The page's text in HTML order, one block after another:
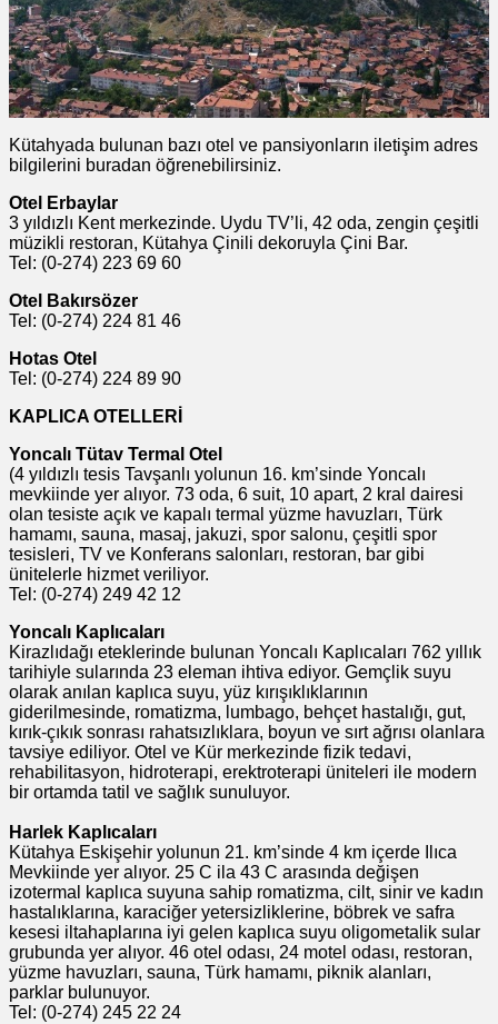
Kütahyada bulunan bazı otel ve pansiyonların iletişim adres
bilgilerini buradan öğrenebilirsiniz.
Otel Erbaylar
3 yıldızlı Kent merkezinde. Uydu TV’li, 42 oda, zengin çeşitli
müzikli restoran, Kütahya Çinili dekoruyla Çini Bar.
Tel: (0-274) 223 69 60
Otel Bakırsözer
Tel: (0-274) 224 81 46
Hotas Otel
Tel: (0-274) 224 89 90
KAPLICA OTELLERİ
Yoncalı Tütav Termal Otel
(4 yıldızlı tesis Tavşanlı yolunun 16. km’sinde Yoncalı
mevkiinde yer alıyor. 73 oda, 6 suit, 10 apart, 2 kral dairesi
olan tesiste açık ve kapalı termal yüzme havuzları, Türk
hamamı, sauna, masaj, jakuzi, spor salonu, çeşitli spor
tesisleri, TV ve Konferans salonları, restoran, bar gibi
ünitelerle hizmet veriliyor.
Tel: (0-274) 249 42 12
Yoncalı Kaplıcaları
Kirazlıdağı eteklerinde bulunan Yoncalı Kaplıcaları 762 yıllık
tarihiyle sularında 23 eleman ihtiva ediyor. Gemçlik suyu
olarak anılan kaplıca suyu, yüz kırışıklıklarının
giderilmesinde, romatizma, lumbago, behçet hastalığı, gut,
kırık-çıkık sonrası rahatsızlıklara, boyun ve sırt ağrısı olanlara
tavsiye ediliyor. Otel ve Kür merkezinde fizik tedavi,
rehabilitasyon, hidroterapi, erektroterapi üniteleri ile modern
bir ortamda tatil ve sağlık sunuluyor.
Harlek Kaplıcaları
Kütahya Eskişehir yolunun 21. km’sinde 4 km içerde Ilıca
Mevkiinde yer alıyor. 25 C ila 43 C arasında değişen
izotermal kaplıca suyuna sahip romatizma, cilt, sinir ve kadın
hastalıklarına, karaciğer yetersizliklerine, böbrek ve safra
kesesi iltahaplarına iyi gelen kaplıca suyu oligometalik sular
grubunda yer alıyor. 46 otel odası, 24 motel odası, restoran,
yüzme havuzları, sauna, Türk hamamı, piknik alanları,
parklar bulunuyor.
Tel: (0-274) 245 22 24